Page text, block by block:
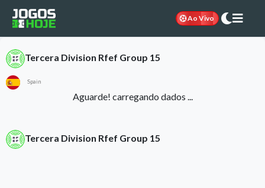
Ao Vivo
Tercera Division Rfef Group 15
Spain
Aguarde! carregando dados ...
Tercera Division Rfef Group 15